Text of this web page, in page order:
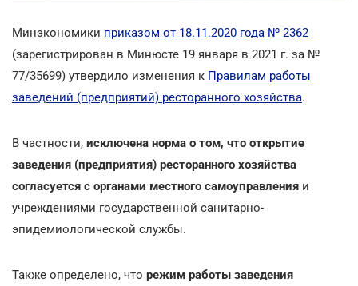
Минэкономики приказом от 18.11.2020 года № 2362
(зарегистрирован в Минюсте 19 января в 2021 г. за №
77/35699) утвердило изменения к Правилам работы
заведений (предприятий) ресторанного хозяйства.
В частности, исключена норма о том, что открытие
заведения (предприятия) ресторанного хозяйства
согласуется с органами местного самоуправления и
учреждениями государственной санитарно-
эпидемиологической службы.
Также определено, что режим работы заведения